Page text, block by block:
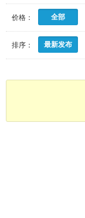
价格： 全部
排序： 最新发布